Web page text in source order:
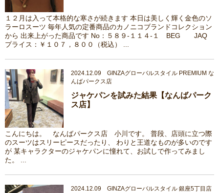
１２月は入って本格的な寒さが続きます 本日は美しく輝く金色のソ
ラーロスーツ 毎年人気の定番商品のカノニコブランドコレクション
から 出来上がった商品です No：５８９-１１４-１ BEG JAQ
プライス：￥１０７，８００（税込） ...
2024.12.09 GINZAグローバルスタイル PREMIUM な
んばパークス店
ジャケパンを試みた結果【なんばパーク
ス店】
こんにちは。 なんばパークス店 小川です。 普段、店頭に立つ際
のスーツはスリーピースだったり、 わりと王道なものが多いのです
が 某キャラクターのジャケパンに憧れて、お試しで作ってみまし
た。 ...
2024.12.09 GINZAグローバルスタイル 銀座5丁目店